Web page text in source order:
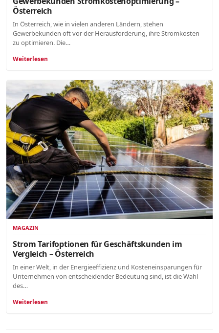
Österreich
In Österreich, wie in vielen anderen Ländern, stehen
Gewerbekunden oft vor der Herausforderung, ihre Stromkosten
zu optimieren. Die…
Weiterlesen
MAGAZIN
Strom Tarifoptionen für Geschäftskunden im
Vergleich – Österreich
In einer Welt, in der Energieeffizienz und Kosteneinsparungen für
Unternehmen von entscheidender Bedeutung sind, ist die Wahl
des…
Weiterlesen